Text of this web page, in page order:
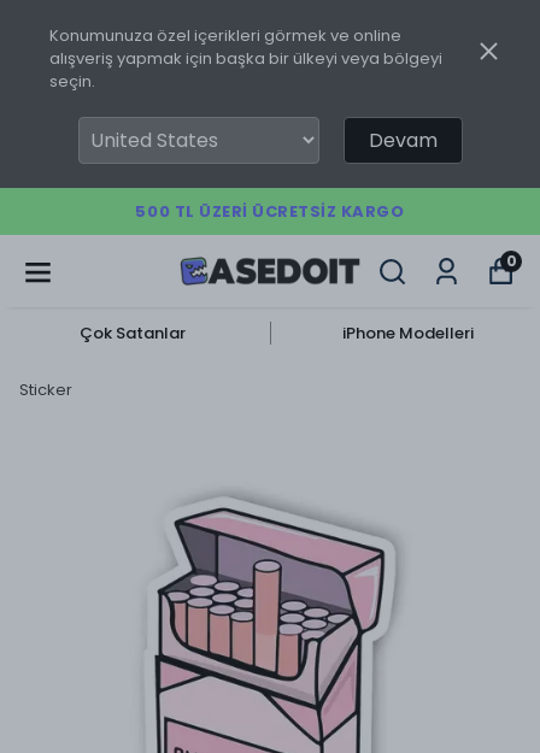
Konumunuza özel içerikleri görmek ve online
alışveriş yapmak için başka bir ülkeyi veya bölgeyi
seçin.
Devam
500 TL ÜZERI ÜCRETSIZ KARGO
0
Çok Satanlar iPhone Modelleri
Sticker